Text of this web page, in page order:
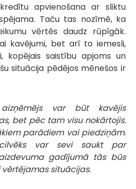
apvienošana ar sliktu
Taču tas nozīmē, ka
vērtēs daudz rūpīgāk.
kavējumi, bet arī to iemesli,
kopējais saistību apjoms un
situācija pēdējos mēnešos ir
var būt kavējis
bet pēc tam visu nokārtojis.
parādiem vai piedziņām.
var sevi saukt par
aizdevuma gadījumā tās būs
situācijas.